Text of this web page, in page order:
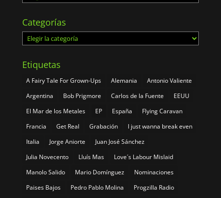
Categorías
Categorías
Etiquetas
A Fairy Tale For Grown-Ups Alemania
Antonio Valiente
Argentina
Bob Prigmore Carlos de la Fuente
EEUU
El Mar de los Metales
EP España
Flying Caravan
Francia
Get Real Grabación
I just wanna break even
Italia
Jorge Aniorte
Juan José Sánchez
Julia Novecento
Lluís Mas
Love´s Labour Mislaid
Manolo Salido
Mario Domínguez
Nominaciones
Paises Bajos
Pedro Pablo Molina
Progzilla Radio